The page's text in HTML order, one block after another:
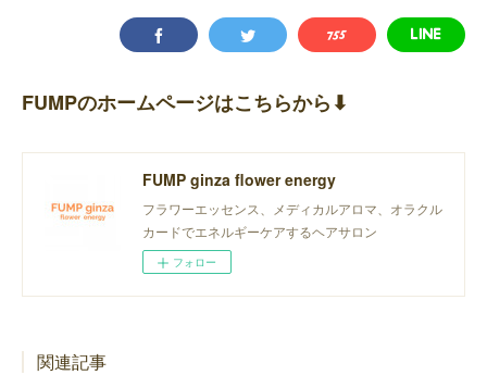
FUMPのホームページはこちらから⬇︎
FUMP ginza flower energy
フラワーエッセンス、メディカルアロマ、オラクル
カードでエネルギーケアするヘアサロン
フォロー
関連記事